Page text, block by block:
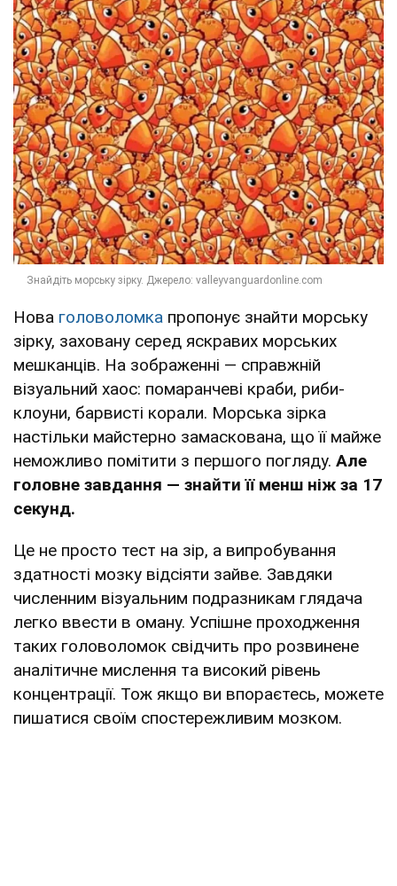
Нова головоломка пропонує знайти морську
зірку, заховану серед яскравих морських
мешканців. На зображенні — справжній
візуальний хаос: помаранчеві краби, риби-
клоуни, барвисті корали. Морська зірка
настільки майстерно замаскована, що її майже
неможливо помітити з першого погляду. Але
головне завдання — знайти її менш ніж за 17
секунд.
Це не просто тест на зір, а випробування
здатності мозку відсіяти зайве. Завдяки
численним візуальним подразникам глядача
легко ввести в оману. Успішне проходження
таких головоломок свідчить про розвинене
аналітичне мислення та високий рівень
концентрації. Тож якщо ви впораєтесь, можете
пишатися своїм спостережливим мозком.